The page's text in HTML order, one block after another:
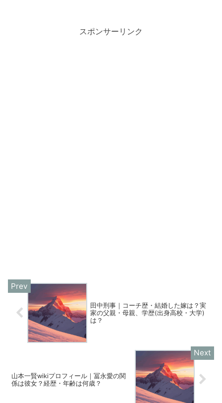
スポンサーリンク
田中刑事｜コーチ歴・結婚した嫁は？実
家の父親・母親、学歴(出身高校・大学)
は？
山本一賢wikiプロフィール｜冨永愛の関
係は彼女？経歴・年齢は何歳？